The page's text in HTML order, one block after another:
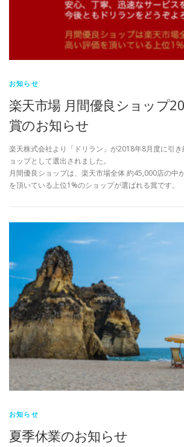
お知らせ
楽天市場 月間優良ショップ
賞のお知らせ
楽天株式会社より「ドリラン」が2018年8月度に引
ョップとして選出されました。
月間優良ショップは、楽天市場全体 約45,000店の中
を頂いている上位1%のショップが選ばれる賞です。
お知らせ
夏季休業のお知らせ